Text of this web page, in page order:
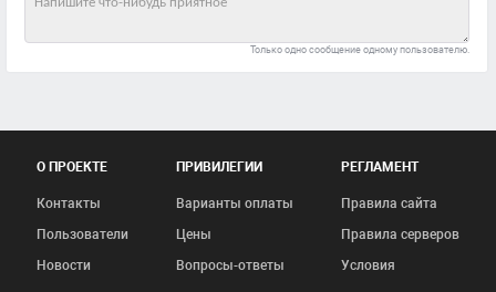
Только одно сообщение одному пользователю.
О ПРОЕКТЕ
Контакты
Пользователи
Новости
ПРИВИЛЕГИИ
Варианты оплаты
Цены
Вопросы-ответы
РЕГЛАМЕНТ
Правила сайта
Правила серверов
Условия